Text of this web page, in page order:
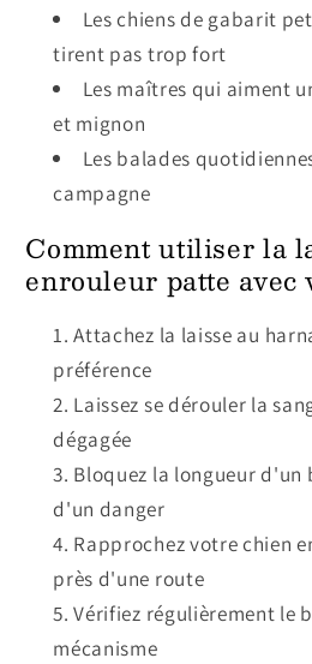
Les chiens de gabarit
tirent pas trop fort
Les maîtres qui aiment
et mignon
Les balades
campagne
Comment utiliser la
enrouleur patte avec
Attachez la laisse au
préférence
Laissez se dérouler la
dégagée
Bloquez la longueur
d'un danger
Rapprochez votre chien
près d'une route
Vérifiez régulièrement le
mécanisme